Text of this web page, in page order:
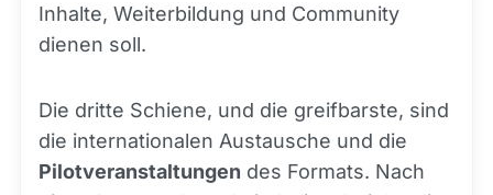
Inhalte, Weiterbildung und Community
dienen soll.
Die dritte Schiene, und die greifbarste, sind
die internationalen Austausche und die
Pilotveranstaltungen des Formats. Nach